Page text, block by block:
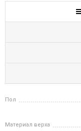
Пол
Материал верха